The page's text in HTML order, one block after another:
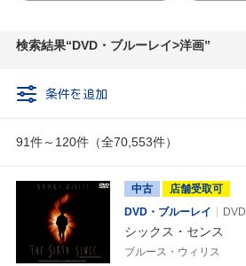
検索結果 DVD・ブルーレイ>洋画
条件を追加
91件～120件（全70,553件）
中古
店舗受取可
DVD・ブルーレイ
DVD
シックス・センス
ブルース・ウィリス